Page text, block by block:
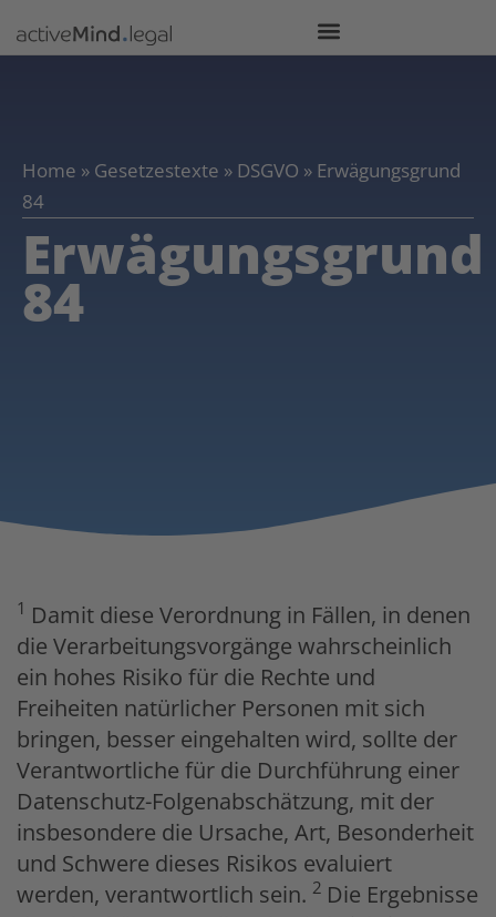
Home » Gesetzestexte » DSGVO » Erwägungsgrund
84
Erwägungsgrund
84
1 Damit diese Verordnung in Fällen, in denen
die Verarbeitungsvorgänge wahrscheinlich
ein hohes Risiko für die Rechte und
Freiheiten natürlicher Personen mit sich
bringen, besser eingehalten wird, sollte der
Verantwortliche für die Durchführung einer
Datenschutz-Folgenabschätzung, mit der
insbesondere die Ursache, Art, Besonderheit
und Schwere dieses Risikos evaluiert
werden, verantwortlich sein. 2 Die Ergebnisse